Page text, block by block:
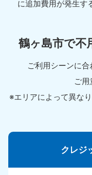
に追加費用が発生す
鶴ヶ島市で不
ご利用シーンに
ご
※エリアによって異な
クレジ